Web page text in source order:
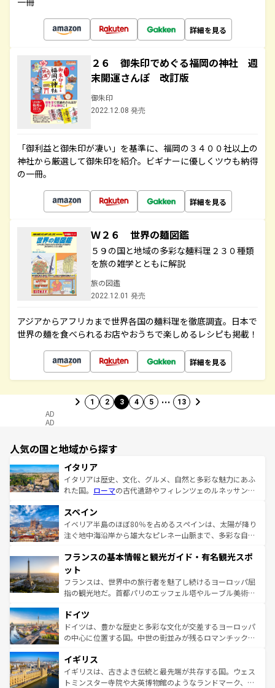
詳細を見る
２６ 御朱印でめぐる福岡の神社 週
末開運さんぽ 改訂版
御朱印
2022.12.08 発売
「御利益と御朱印が凄い」を基準に、福岡の３４００社以上の
神社から厳選して御朱印を紹介。ビギナーに優しくツウも納得
の一冊。
詳細を見る
Ｗ２６ 世界の麺図鑑
５９の国と地域の多彩な麺料理２３０種類
を旅の雑学とともに解説
旅の図鑑
2022.12.01 発売
アジアからアフリカまで世界各国の麺料理を徹底調査。日本で
世界の麺を食べられるお店やおうちで楽しめるレシピも掲載！
詳細を見る
1 2 3 4 5 … 13
AD
AD
人気の国と地域から探す
イタリア
イタリアは歴史、文化、グルメ、自然と多彩な魅力にあふ
れた国。 ローマの古代遺跡やフィレンツェのルネッサンス
ろん、トスカーナの美しい田園風景やアマルフィ海岸の絶
景など、自然景観も見逃せない。観光の合間には、本場の
ピザやパスタなど、絶品のイタリア料理を堪能することも
ませてくれるイタリアで、忘れられない旅をしてみよう！
なお、新着のイタリア情報は
しい。
スペイン
イベリア半島のほぼ80％を占めるスペインは、太陽が降り
注ぐ地中海沿岸から雄大なピレネー山脈まで、多彩な自然
文化が根付くこの国では、情熱的なフラメンコ、熱気あふ
れる闘牛、そして美味しいタパスが生活の一部となってい
る。首都マドリードの洗練された雰囲気や、バルセロナの
アートに溢れた街角から、地方では古代ローマ遺跡や中世
せる。地方によって風土や気候が異なるスペインはその個
性で訪れる人を魅了する。 なお、新着のスペイン情報は コ
ンテンツ一覧を参照してほしい。
フランスの基本情報と観光ガイド・有名観光スポ
ット
フランスは、世界中の旅行者を魅了し続けるヨーロッパ屈
指の観光地だ。首都パリのエッフェル塔やルーブル美術館
で、幅広い魅力が詰まっている。華麗な宮殿、歴史的な大
聖堂、美しいビーチ、そして豊かな自然が、訪れる者を心
から魅了する。また、フランスは美食の国としても知ら
いる。シャンパンの発祥地であるランス、プロヴァンスの
香り高いラベンダー畑など、多彩な楽しみ方が可能だ。さ
らに、パリ以外の地域にも魅力が溢れており、どの街角に
ドイツ
ドイツは、豊かな歴史と多彩な文化が交差するヨーロッパ
の中心に位置する国。中世の街並みが残るロマンチック街
顔を持つこの国は、どこを歩いても飽きることがない。ベ
ルリンの文化的活気、バイエルン州のアルプスの絶景、そ
してライン川沿いのワイン畑といった風景は必見。ビール
イギリス
イギリスは、古きよき伝統と最先端が共存する国。ウェス
トミンスター寺院や大英博物館のようなランドマーク、歴